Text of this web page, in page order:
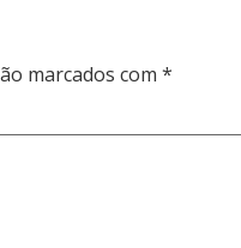
marcados com *